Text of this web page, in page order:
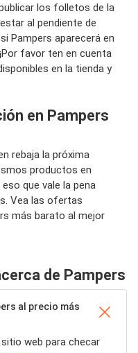
los folletos de la
al pendiente de
Pampers aparecerá en
favor ten en cuenta
en la tienda y
en Pampers
rebaja la próxima
productos en
que vale la pena
Vea las ofertas
más barato al mejor
de Pampers
al precio más
web para checar